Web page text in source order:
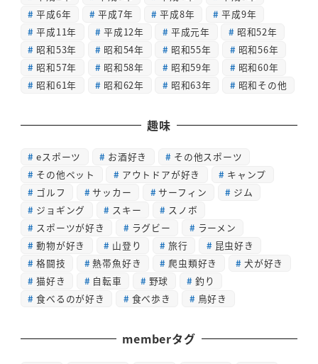
平成6年
平成7年 平成8年
平成9年
平成11年
平成12年 平成元年
昭和52年
昭和53年
昭和54年 昭和55年
昭和56年
昭和57年
昭和58年 昭和59年
昭和60年
昭和61年
昭和62年 昭和63年 昭和その他
趣味
eスポーツ お酒好き
その他スポーツ
その他ペット
アウトドアが好き
キャンプ
ゴルフ
サッカー サーフィン
ジム
ジョギング
スキー
スノボ
スポーツが好き
ラグビー
ラーメン
動物が好き
山登り 旅行
昆虫好き
格闘技
熱帯魚好き 爬虫類好き
犬が好き
猫好き
自転車 野球
釣り
食べるのが好き
食べ歩き 鳥好き
memberタグ